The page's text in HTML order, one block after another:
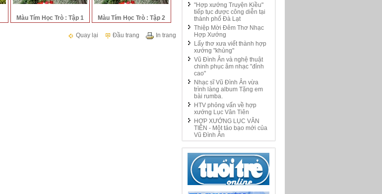
Màu Tím Học Trò : Tập 1 Màu Tím Học Trò : Tập 2
Quay lại Đầu trang In trang
"Hợp xướng Truyện Kiều"
tiếp tục được công diễn tại
thành phố Đà Lạt
Thiệp Mời Đêm Thơ Nhạc
Hợp Xướng
Lấy thơ xưa viết thành hợp
xướng "khủng"
Vũ Đình Ân và nghệ thuật
chinh phục âm nhạc "đỉnh
cao"
Nhạc sĩ Vũ Đình Ân vừa
trình làng album Tặng em
bài rumba.
HTV phỏng vấn về hợp
xướng Lục Vân Tiên
HỢP XƯỚNG LỤC VÂN
TIÊN - Một táo bạo mới của
Vũ Đình Ân